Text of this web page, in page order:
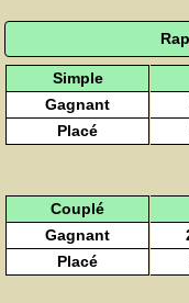
Simple
Gagnant
Placé
Couplé
Gagnant
Placé